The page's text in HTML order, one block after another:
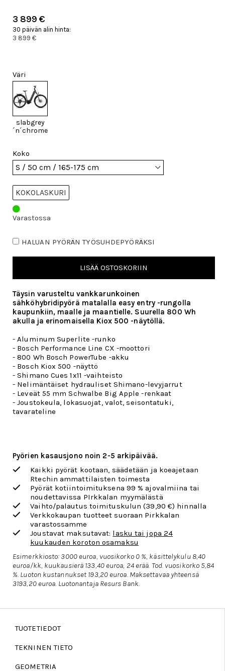
3 899 €
30 päivän alin hinta:
3 899 €
Väri
slabgrey
´n´chrome
Koko
KOKOLASKURI
Varastossa
HALUAN PYÖRÄN TYÖSUHDEPYÖRÄKSI
LISÄÄ OSTOSKORIIN
Täysin varusteltu vankkarunkoinen
sähköhybridipyörä matalalla easy entry -rungolla
kaupunkiin, maalle ja maantielle. Suurella 800 Wh
akulla ja erinomaisella Kiox 500 -näytöllä.
- Aluminum Superlite -runko
- Bosch Performance Line CX -moottori
- 800 Wh Bosch PowerTube -akku
- Bosch Kiox 500 -näyttö
- Shimano Cues 1x11 -vaihteisto
- Nelimäntäiset hydrauliset Shimano-levyjarrut
- Leveät 55 mm Schwalbe Big Apple -renkaat
- Joustokeula, lokasuojat, valot, seisontatuki,
tavarateline
Pyörien kasausjono noin 2-5 arkipäivää.
Kaikki pyörät kootaan, säädetään ja koeajetaan
Rtechin ammattilaisten toimesta
Pyörät kotiintoimituksena 99 % ajovalmiina tai
noudettavissa PIrkkalan myymälästä
Vaihto/palautus toimituskulun(39,90 €) hinnalla
Verkkokaupan tuotteet suoraan Pirkkalan
varastossamme
Joustavat maksutavat: lasku tai jopa 24
kuukauden koroton osamaksu
Esimerkkiosto: 3000 euroa, vuosikorko 0 %, käsittelykulu 8,40
euroa/kk, kuukausierä 133,40 euroa, 24 erää. Tod. vuosikorko 5,84
%. Luoton kustannukset 193,20 euroa. Maksettavaa yhteensä
3193,20 euroa. Luotonantaja Resurs Bank.
TUOTETIEDOT
TEKNINEN TIETO
GEOMETRIA